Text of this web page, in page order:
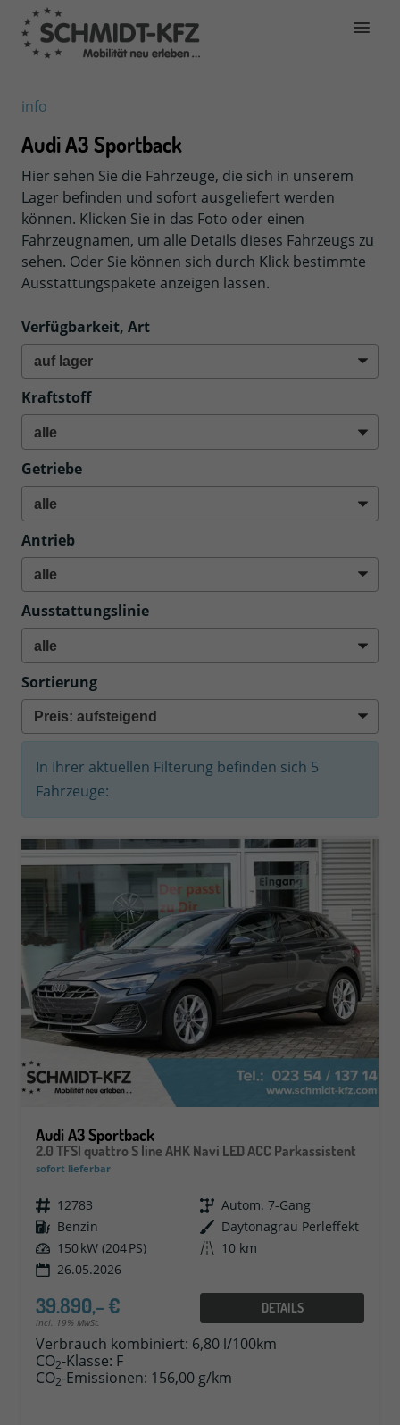
info
Audi A3 Sportback
Hier sehen Sie die Fahrzeuge, die sich in unserem
Lager befinden und sofort ausgeliefert werden
können. Klicken Sie in das Foto oder einen
Fahrzeugnamen, um alle Details dieses Fahrzeugs zu
sehen. Oder Sie können sich durch Klick bestimmte
Ausstattungspakete anzeigen lassen.
Verfügbarkeit, Art
Kraftstoff
Getriebe
Antrieb
Ausstattungslinie
Sortierung
In Ihrer aktuellen Filterung befinden sich 5
Fahrzeuge:
Audi A3 Sportback
2.0 TFSI quattro S line AHK Navi LED ACC Parkassistent
sofort lieferbar
Fahrzeugnr. 12783 Getriebe Autom. 7-Gang
Kraftstoff Benzin Außenfarbe Daytonagrau Perleffekt
Leistung 150 kW (204 PS) Kilometerstand 10 km
26.05.2026
39.890,– €
incl. 19% MwSt.
DETAILS
Verbrauch kombiniert: 6,80 l/100km
CO2-Klasse: F
CO2-Emissionen: 156,00 g/km